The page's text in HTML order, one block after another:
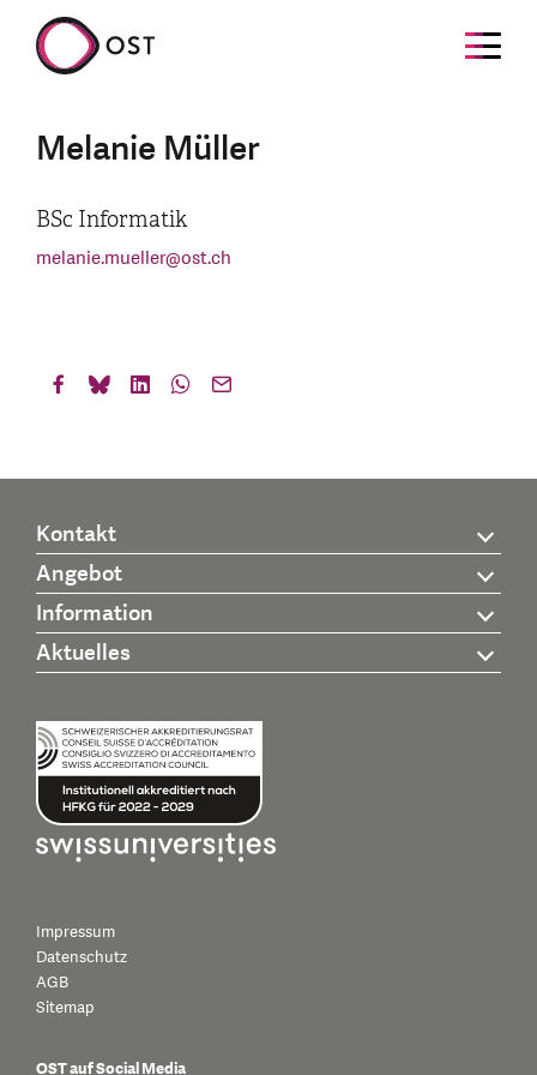
Melanie Müller
BSc Informatik
melanie.mueller@ost.ch
Kontakt
Angebot
Information
Aktuelles
Impressum
Datenschutz
AGB
Sitemap
OST auf Social Media